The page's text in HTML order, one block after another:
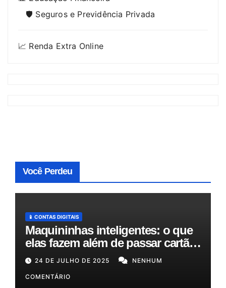
🛡️ Seguros e Previdência Privada
📈 Renda Extra Online
Você Perdeu
📱 CONTAS DIGITAIS
Maquininhas inteligentes: o que
elas fazem além de passar cartão
e como podem otimizar sua
gestão!
24 DE JULHO DE 2025 NENHUM
COMENTÁRIO